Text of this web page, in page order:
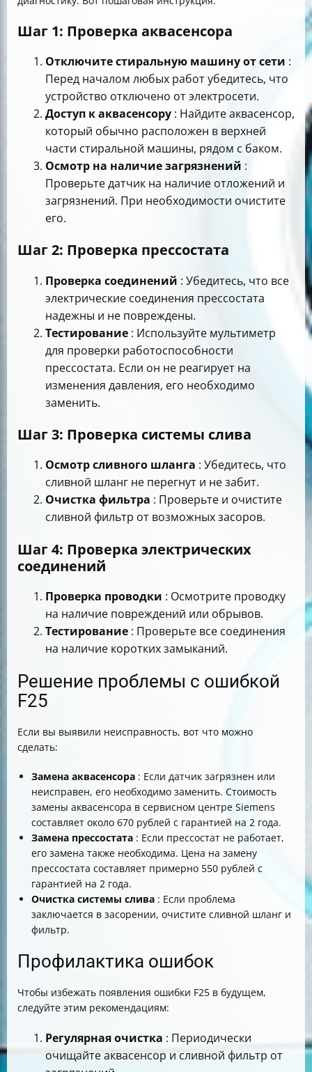
Шаг 1: Проверка аквасенсора
Отключите стиральную машину от сети :
Перед началом любых работ убедитесь, что
устройство отключено от электросети.
Доступ к аквасенсору : Найдите аквасенсор,
который обычно расположен в верхней
части стиральной машины, рядом с баком.
Осмотр на наличие загрязнений :
Проверьте датчик на наличие отложений и
загрязнений. При необходимости очистите
его.
Шаг 2: Проверка прессостата
Проверка соединений : Убедитесь, что все
электрические соединения прессостата
надежны и не повреждены.
Тестирование : Используйте мультиметр
для проверки работоспособности
прессостата. Если он не реагирует на
изменения давления, его необходимо
заменить.
Шаг 3: Проверка системы слива
Осмотр сливного шланга : Убедитесь, что
сливной шланг не перегнут и не забит.
Очистка фильтра : Проверьте и очистите
сливной фильтр от возможных засоров.
Шаг 4: Проверка электрических
соединений
Проверка проводки : Осмотрите проводку
на наличие повреждений или обрывов.
Тестирование : Проверьте все соединения
на наличие коротких замыканий.
Решение проблемы с ошибкой
F25
Если вы выявили неисправность, вот что можно
сделать:
Замена аквасенсора : Если датчик загрязнен или
неисправен, его необходимо заменить. Стоимость
замены аквасенсора в сервисном центре Siemens
составляет около 670 рублей с гарантией на 2 года.
Замена прессостата : Если прессостат не работает,
его замена также необходима. Цена на замену
прессостата составляет примерно 550 рублей с
гарантией на 2 года.
Очистка системы слива : Если проблема
заключается в засорении, очистите сливной шланг и
фильтр.
Профилактика ошибок
Чтобы избежать появления ошибки F25 в будущем,
следуйте этим рекомендациям:
Регулярная очистка : Периодически
очищайте аквасенсор и сливной фильтр от